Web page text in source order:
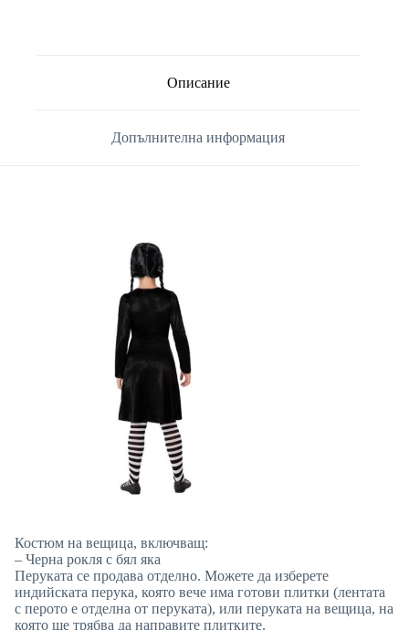
Описание
Допълнителна информация
Костюм на вещица, включващ:
– Черна рокля с бял яка
Перуката се продава отделно. Можете да изберете
индийската перука, която вече има готови плитки (лентата
с перото е отделна от перуката), или перуката на вещица, на
която ще трябва да направите плитките.